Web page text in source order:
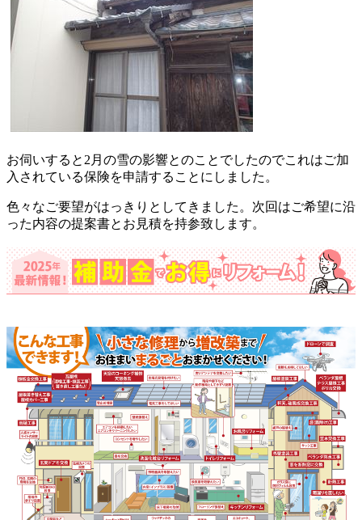
お伺いすると2月の雪の影響とのことでしたのでこれはご加
入されている保険を申請することにしました。
色々なご要望がはっきりとしてきました。次回はご希望に沿
った内容の提案書とお見積を持参致します。